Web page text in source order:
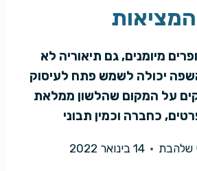
המציאות
מיומנים, גם תיאוריה לא
יכולה לשמש פתח לעיסוק
על המקום שהלשון ממלאת
כחברה וכמין תבוני
שלהבת 14 בינואר 2022